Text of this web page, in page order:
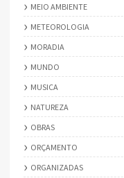
MEIO AMBIENTE
METEOROLOGIA
MORADIA
MUNDO
MUSICA
NATUREZA
OBRAS
ORÇAMENTO
ORGANIZADAS